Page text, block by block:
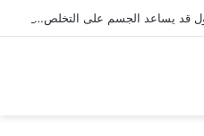
مفاجأة علمية.. علاج الكوليسترول قد يساعد الجسم على التخلص من السموم